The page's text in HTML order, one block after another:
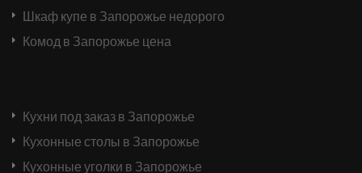
Шкаф купе в Запорожье недорого
Комод в Запорожье цена
Кухни под заказ в Запорожье
Кухонные столы в Запорожье
Кухонные уголки в Запорожье